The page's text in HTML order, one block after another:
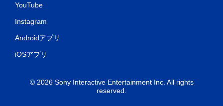
YouTube
Instagram
Androidアプリ
iOSアプリ
© 2026 Sony Interactive Entertainment Inc. All rights
reserved.